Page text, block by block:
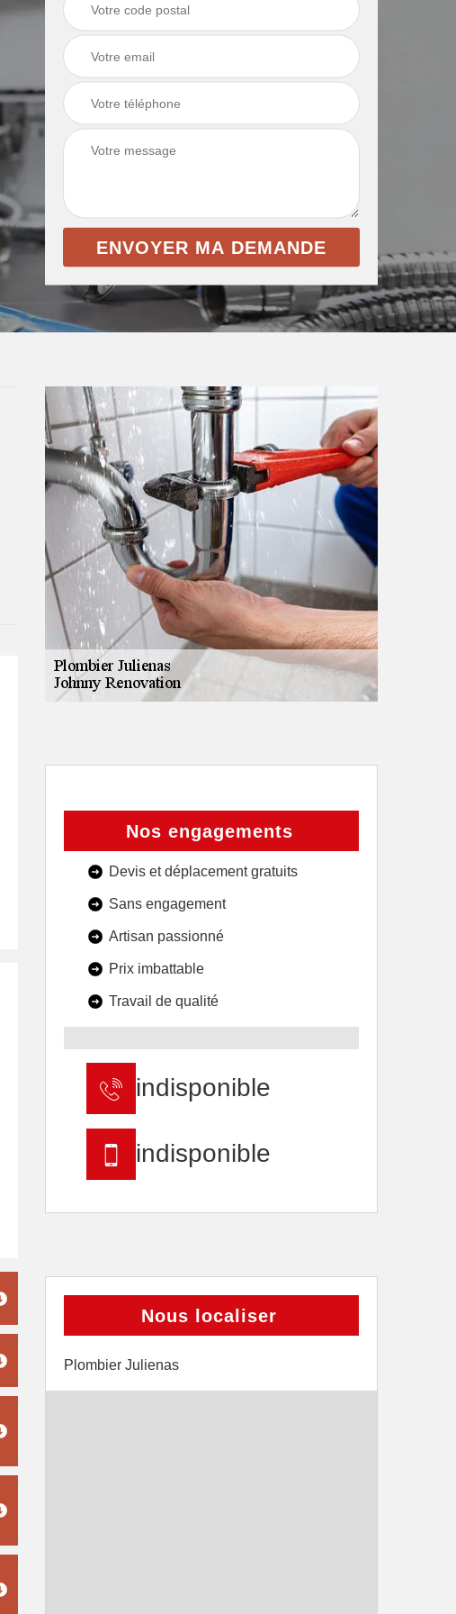
Nos engagements
Devis et déplacement gratuits
Sans engagement
Artisan passionné
Prix imbattable
Travail de qualité
indisponible
indisponible
Nous localiser
Plombier Julienas